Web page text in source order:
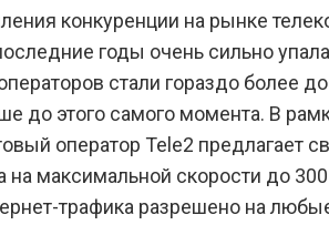
конкуренции на рынке
годы очень сильно
стали гораздо более
до этого самого момента. В
оператор Tele2 предлагает
на максимальной скорости до
трафика разрешено на